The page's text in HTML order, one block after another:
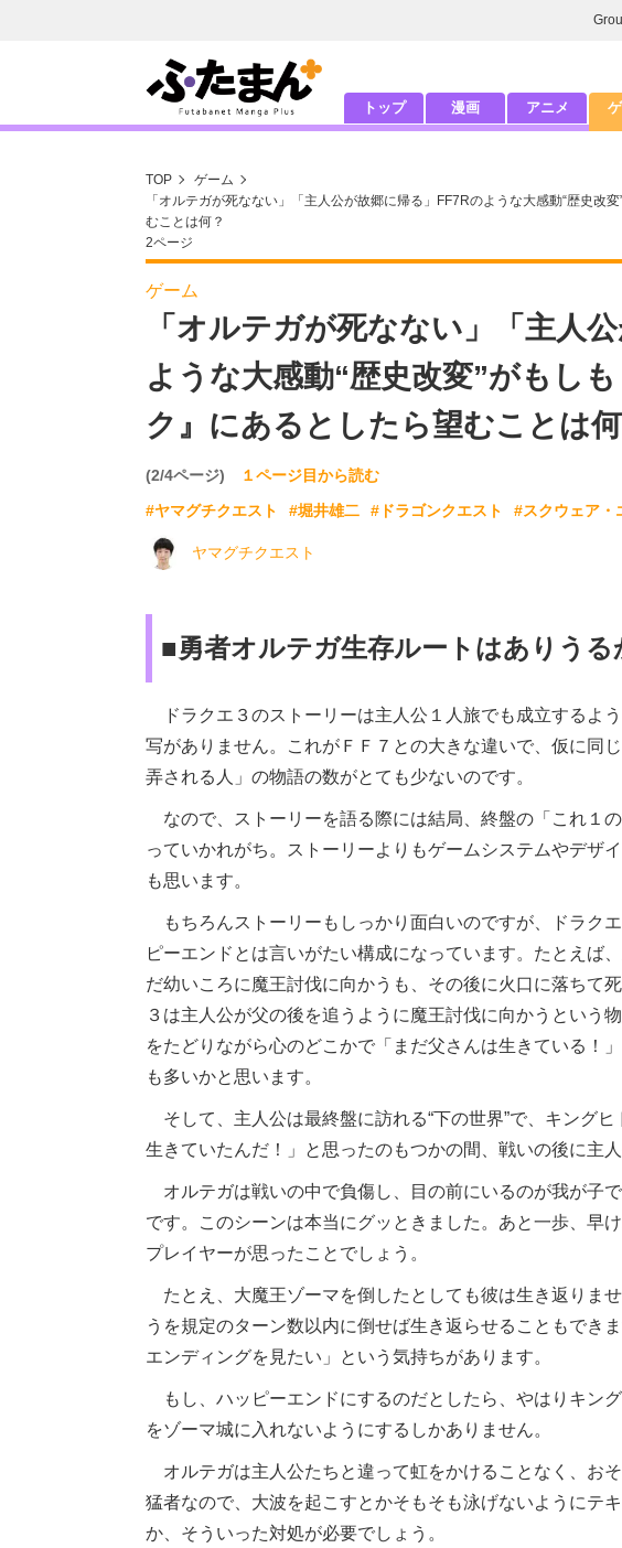
トップ 漫画 アニメ
TOP
ゲーム
「オルテガが死なない」「主人公が故郷に帰る」FF7Rのような大感動“歴史改
むことは何？
2ページ
ゲーム
「オルテガが死なない」「主人
ような大感動“歴史改変”がもし
ク』にあるとしたら望むことは何
(2/4ページ)
１ページ目から読む
#ヤマグチクエスト
#堀井雄二 #ドラゴンクエスト #スクウェア・
ヤマグチクエスト
■勇者オルテガ生存ルートはありうる
ドラクエ３のストーリーは主人公１人旅でも成立するよ
写がありません。これがＦＦ７との大きな違いで、仮に同
弄される人」の物語の数がとても少ないのです。
なので、ストーリーを語る際には結局、終盤の「これ１
っていかれがち。ストーリーよりもゲームシステムやデザ
も思います。
もちろんストーリーもしっかり面白いのですが、ドラク
ピーエンドとは言いがたい構成になっています。たとえば
だ幼いころに魔王討伐に向かうも、その後に火口に落ちて
３は主人公が父の後を追うように魔王討伐に向かうという
をたどりながら心のどこかで「まだ父さんは生きている！
も多いかと思います。
そして、主人公は最終盤に訪れる“下の世界”で、キング
生きていたんだ！」と思ったのもつかの間、戦いの後に主
オルテガは戦いの中で負傷し、目の前にいるのが我が子
です。このシーンは本当にグッときました。あと一歩、早
プレイヤーが思ったことでしょう。
たとえ、大魔王ゾーマを倒したとしても彼は生き返りま
うを規定のターン数以内に倒せば生き返らせることもでき
エンディングを見たい」という気持ちがあります。
もし、ハッピーエンドにするのだとしたら、やはりキン
をゾーマ城に入れないようにするしかありません。
オルテガは主人公たちと違って虹をかけることなく、お
猛者なので、大波を起こすとかそもそも泳げないようにテ
か、そういった対処が必要でしょう。